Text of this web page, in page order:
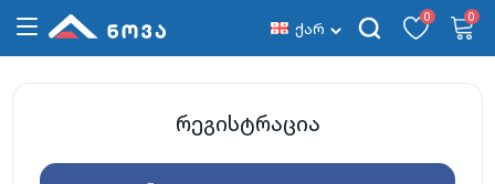
ქარ
0 0
რეგისტრაცია